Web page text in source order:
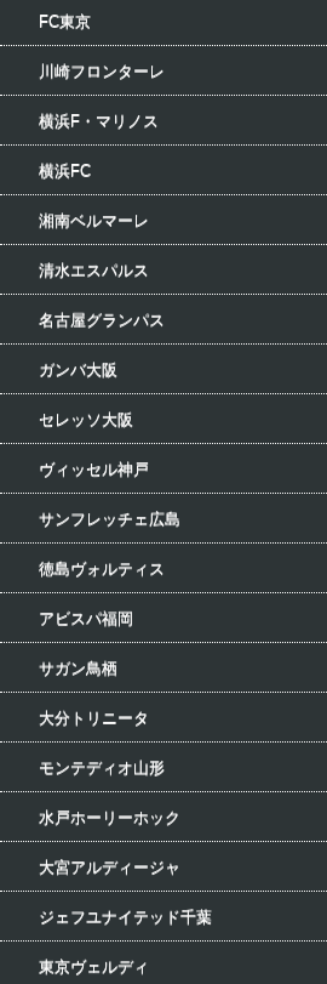
FC東京
川崎フロンターレ
横浜F・マリノス
横浜FC
湘南ベルマーレ
清水エスパルス
名古屋グランパス
ガンバ大阪
セレッソ大阪
ヴィッセル神戸
サンフレッチェ広島
徳島ヴォルティス
アビスパ福岡
サガン鳥栖
大分トリニータ
モンテディオ山形
水戸ホーリーホック
大宮アルディージャ
ジェフユナイテッド千葉
東京ヴェルディ